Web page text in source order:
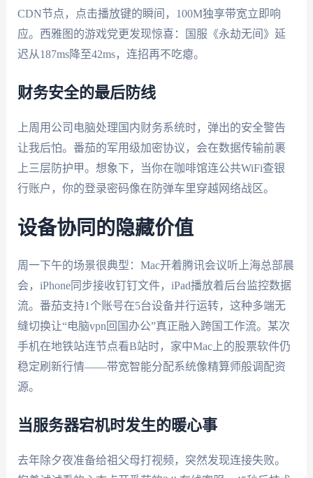
CDN节点，点击播放键的瞬间，100M独享带宽立即响
应。西雅图的游戏党更发现惊喜：国服《永劫无间》延
迟从187ms降至42ms，连招再不吃瘪。
财务安全的最后防线
上周用公司电脑处理国内财务系统时，弹出的安全警告
让我后怕。番茄的军用级加密协议，会在数据传输前裹
上三层防护甲。想象下，当你在咖啡馆连公共WiFi查银
行账户，你的登录密码像在防弹车里穿越网络战区。
设备协同的隐藏价值
周一下午的场景很典型：Mac开着腾讯会议听上海总部晨
会，iPhone同步接收钉钉文件，iPad播放着后台监控数据
流。番茄支持1个账号在5台设备并行运转，这种多端无
缝切换让“电脑vpn回国办公”真正融入跨国工作流。某次
手机在地铁站连节点看B站时，家中Mac上的股票软件仍
稳定刷新行情——带宽智能分配系统像精算师般调配资
源。
当服务器宕机时发生的暖心事
去年除夕夜准备给祖父母打视频，突然发现连接失败。